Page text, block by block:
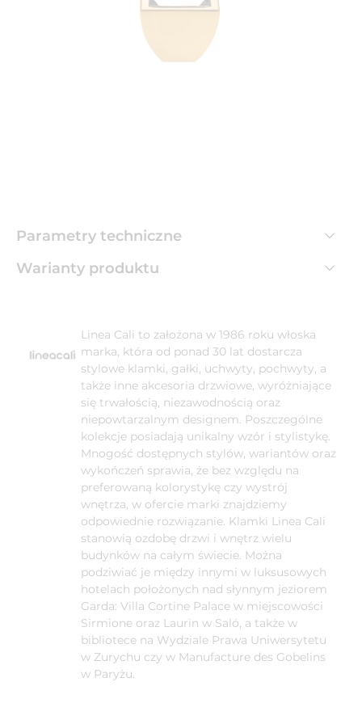
Parametry techniczne
Warianty produktu
Linea Cali to założona w 1986 roku włoska
marka, która od ponad 30 lat dostarcza
stylowe klamki, gałki, uchwyty, pochwyty, a
także inne akcesoria drzwiowe, wyróżniające
się trwałością, niezawodnością oraz
niepowtarzalnym designem. Poszczególne
kolekcje posiadają unikalny wzór i stylistykę.
Mnogość dostępnych stylów, wariantów oraz
wykończeń sprawia, że bez względu na
preferowaną kolorystykę czy wystrój
wnętrza, w ofercie marki znajdziemy
odpowiednie rozwiązanie. Klamki Linea Cali
stanowią ozdobę drzwi i wnętrz wielu
budynków na całym świecie. Można
podziwiać je między innymi w luksusowych
hotelach położonych nad słynnym jeziorem
Garda: Villa Cortine Palace w miejscowości
Sirmione oraz Laurin w Saló, a także w
bibliotece na Wydziale Prawa Uniwersytetu
w Zurychu czy w Manufacture des Gobelins
w Paryżu.